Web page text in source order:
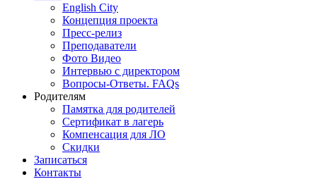
English City
Концепция проекта
Пресс-релиз
Преподаватели
Фото Видео
Интервью с директором
Вопросы-Ответы. FAQs
Родителям
Памятка для родителей
Сертификат в лагерь
Компенсация для ЛО
Скидки
Записаться
Контакты